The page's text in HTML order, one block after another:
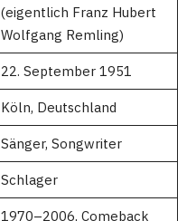
(eigentlich Franz Hubert
Wolfgang Remling)
22. September 1951
Köln, Deutschland
Sänger, Songwriter
Schlager
1970–2006, Comeback